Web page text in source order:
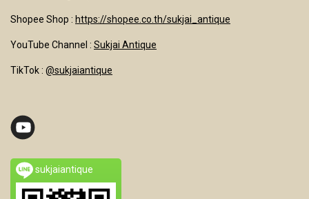
Shopee Shop : https://shopee.co.th/sukjai_antique
YouTube Channel : Sukjai Antique
TikTok : @sukjaiantique
sukjaiantique